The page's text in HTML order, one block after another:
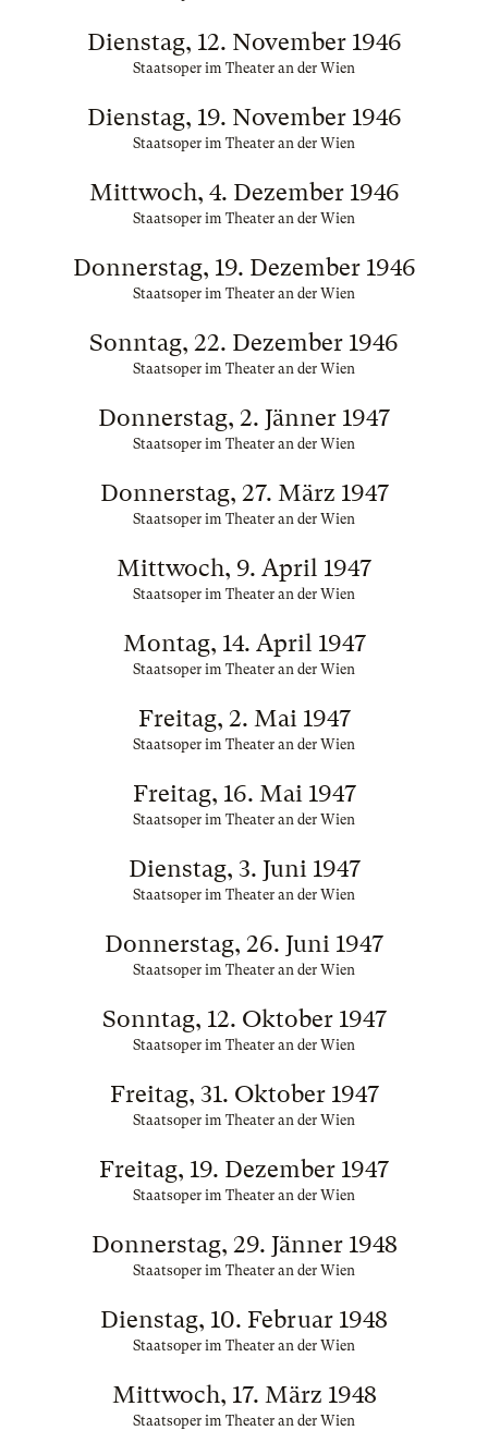
Dienstag, 12. November 1946
Staatsoper im Theater an der Wien
Dienstag, 19. November 1946
Staatsoper im Theater an der Wien
Mittwoch, 4. Dezember 1946
Staatsoper im Theater an der Wien
Donnerstag, 19. Dezember 1946
Staatsoper im Theater an der Wien
Sonntag, 22. Dezember 1946
Staatsoper im Theater an der Wien
Donnerstag, 2. Jänner 1947
Staatsoper im Theater an der Wien
Donnerstag, 27. März 1947
Staatsoper im Theater an der Wien
Mittwoch, 9. April 1947
Staatsoper im Theater an der Wien
Montag, 14. April 1947
Staatsoper im Theater an der Wien
Freitag, 2. Mai 1947
Staatsoper im Theater an der Wien
Freitag, 16. Mai 1947
Staatsoper im Theater an der Wien
Dienstag, 3. Juni 1947
Staatsoper im Theater an der Wien
Donnerstag, 26. Juni 1947
Staatsoper im Theater an der Wien
Sonntag, 12. Oktober 1947
Staatsoper im Theater an der Wien
Freitag, 31. Oktober 1947
Staatsoper im Theater an der Wien
Freitag, 19. Dezember 1947
Staatsoper im Theater an der Wien
Donnerstag, 29. Jänner 1948
Staatsoper im Theater an der Wien
Dienstag, 10. Februar 1948
Staatsoper im Theater an der Wien
Mittwoch, 17. März 1948
Staatsoper im Theater an der Wien